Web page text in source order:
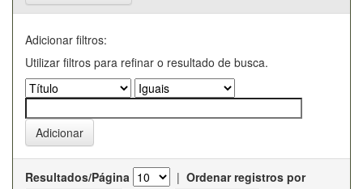
Adicionar filtros:
Utilizar filtros para refinar o resultado de busca.
Resultados/Página | Ordenar registros por